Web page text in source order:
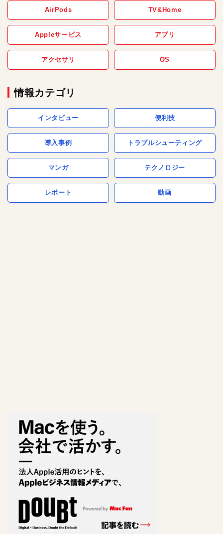
AirPods TV&Home
Appleサービス アプリ
アクセサリ OS
情報カテゴリ
インタビュー 便利技
導入事例 トラブルシューティング
マンガ テクノロジー
レポート 動画